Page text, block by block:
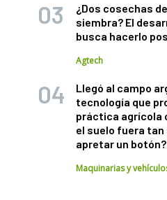
¿Dos cosechas
siembra? El
busca hacerlo
Agtech
Llegó al campo
tecnología que
práctica agrícola
el suelo fuera
apretar un botón?
Maquinarias y